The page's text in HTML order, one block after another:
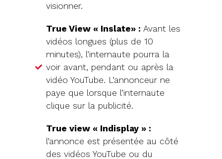
visionner.
True View « Inslate» :Avant les
vidéos longues (plus de 10
minutes), l’internaute pourra la
voir avant, pendant ou après la
vidéo YouTube. L’annonceur ne
paye que lorsque l’internaute
clique sur la publicité.
True view « Indisplay » :
l’annonce est présentée au côté
des vidéos YouTube ou du